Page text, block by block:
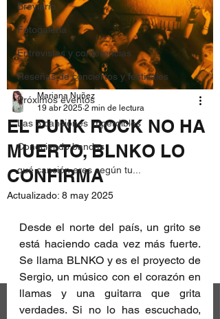
Breviario
Fotogalería
Entrevistas y conferencias
Reseñas de conciertos y festivales
Próximos eventos
Las 3 canciones imperdibles
Conociendo bandas
qué canción eres según tu...
EL PUNK ROCK NO HA
MUERTO, BLNKO LO
CONFIRMA
Mariana Nuñez
19 abr 2025 2 min de lectura
Actualizado: 8 may 2025
Desde el norte del país, un grito se
está haciendo cada vez más fuerte.
Se llama BLNKO y es el proyecto de
Sergio, un músico con el corazón en
llamas y una guitarra que grita
verdades. Si no lo has escuchado,